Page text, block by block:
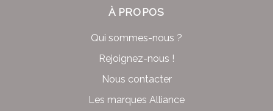
À PROPOS
Qui sommes-nous ?
Rejoignez-nous !
Nous contacter
Les marques Alliance